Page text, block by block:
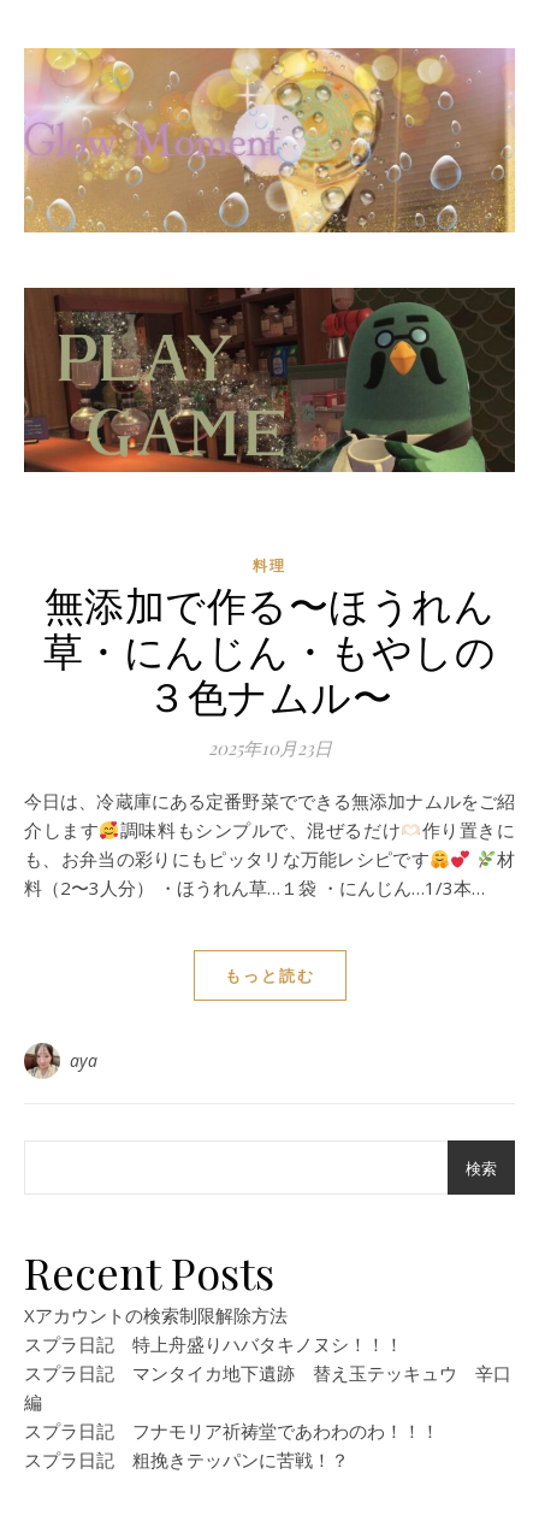
料理
無添加で作る〜ほうれん
草・にんじん・もやしの
３色ナムル〜
2025年10月23日
今日は、冷蔵庫にある定番野菜でできる無添加ナムルをご紹
介します
調味料もシンプルで、混ぜるだけ
作り置きに
も、お弁当の彩りにもピッタリな万能レシピです
材
料（2〜3人分） ・ほうれん草…１袋 ・にんじん…1/3本…
もっと読む
aya
検索
Recent Posts
Xアカウントの検索制限解除方法
スプラ日記 特上舟盛りハバタキノヌシ！！！
スプラ日記 マンタイカ地下遺跡 替え玉テッキュウ 辛口
編
スプラ日記 フナモリア祈祷堂であわわのわ！！！
スプラ日記 粗挽きテッパンに苦戦！？